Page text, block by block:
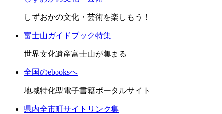
しずおかの文化・芸術を楽しもう！
富士山ガイドブック特集
世界文化遺産富士山が集まる
全国のebooksへ
地域特化型電子書籍ポータルサイト
県内全市町サイトリンク集